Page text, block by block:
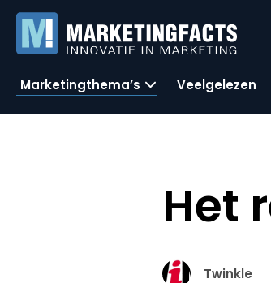
Marketingthema’s Veelgelezen
Het
Twinkle